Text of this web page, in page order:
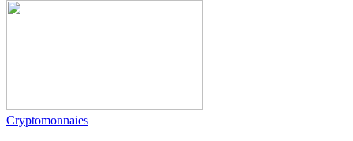
Cryptomonnaies